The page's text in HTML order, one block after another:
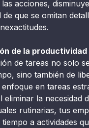
acciones,
de que se omitan
de la productividad
de tareas no solo
sino también de
en tareas
eliminar la necesidad
rutinarias, tus
a actividades